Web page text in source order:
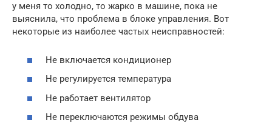
у меня то холодно, то жарко в машине, пока не
выяснила, что проблема в блоке управления. Вот
некоторые из наиболее частых неисправностей:
Не включается кондиционер
Не регулируется температура
Не работает вентилятор
Не переключаются режимы обдува